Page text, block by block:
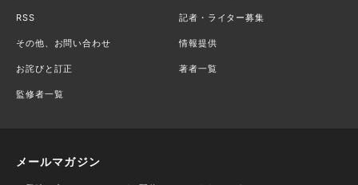
RSS 記者・ライター募集
その他、お問い合わせ 情報提供
お詫びと訂正 著者一覧
監修者一覧
メールマガジン